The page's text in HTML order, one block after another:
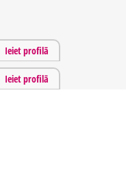
Ieiet profilā
Ieiet profilā